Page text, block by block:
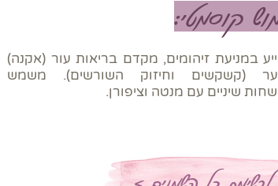
קוסמטי:
במניעת זיהומים, מקדם בריאות עור (אקנה)
(קשקשים וחיזוק השורשים). משמש
שיניים עם מנטה וציפורן.